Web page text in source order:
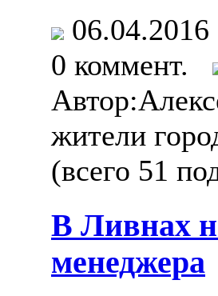
0 коммент.
жители
(всего 51
В Ливнах
менеджера